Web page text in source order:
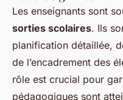
Les enseignants sont
sorties scolaires. Ils
planification détaillée,
de l’encadrement des
rôle est crucial pour
pédagogiques sont